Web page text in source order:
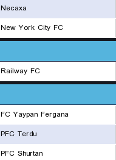
Necaxa
New York City FC
Railway FC
FC Yaypan Fergana
PFC Terdu
PFC Shurtan